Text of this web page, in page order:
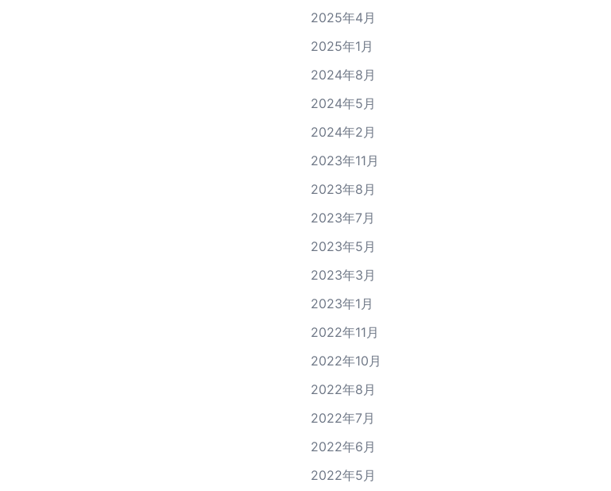
2025年4月
2025年1月
2024年8月
2024年5月
2024年2月
2023年11月
2023年8月
2023年7月
2023年5月
2023年3月
2023年1月
2022年11月
2022年10月
2022年8月
2022年7月
2022年6月
2022年5月